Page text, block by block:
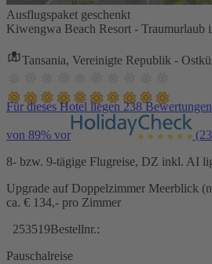
Ausflugspaket geschenkt
Kiwengwa Beach Resort - Traumurlaub
Tansania, Vereinigte Republik -
Für dieses Hotel liegen 238
von 89% vor
8- bzw. 9-tägige Flugreise, DZ inkl. AI
Upgrade auf Doppelzimmer Meerblick
ca. € 134,- pro Zimmer
253519Bestellnr.:
Pauschalreise